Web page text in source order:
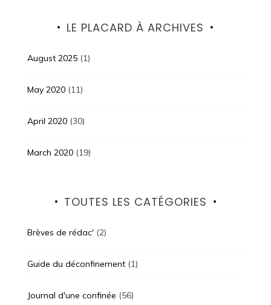
LE PLACARD À ARCHIVES
August 2025(1)
May 2020(11)
April 2020(30)
March 2020(19)
TOUTES LES CATÉGORIES
Brèves de rédac'(2)
Guide du déconfinement(1)
Journal d'une confinée (56)